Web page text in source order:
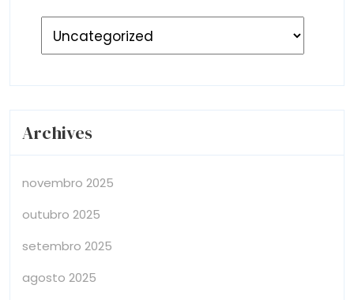
Archives
novembro 2025
outubro 2025
setembro 2025
agosto 2025